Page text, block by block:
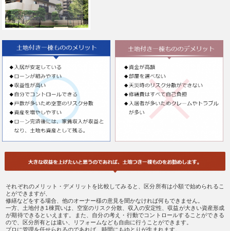
それぞれのメリット・デメリットを比較してみると、区分所有は小額で始められるこ
とができますが、
修繕などをする場合、他のオーナー様の意見を聞かなければ何もできません。
一方、土地付き1棟買いは、空室のリスク分散、収入の安定性、収益が大きい資産形成
が期待できるといえます。また、自分の考え・行動でコントロールすることができる
ので、区分所有とは違い、リフォームなども自由に行うことができます。
プロに管理を任せられるのであれば、時間にもゆとりが生まれます。